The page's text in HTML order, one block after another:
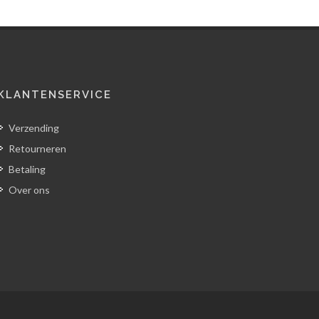
Verzending
Retourneren
Betaling
Over ons